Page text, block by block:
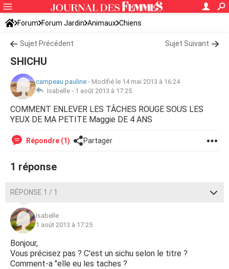
Forum Forum Jardin Animaux Chiens
Sujet Précédent Sujet Suivant
SHICHU
campeau pauline - Modifié le 14 mai 2013 à 16:24
Isabelle - 1 août 2013 à 17:25
COMMENT ENLEVER LES TÂCHES ROUGE SOUS LES
YEUX DE MA PETITE Maggie DE 4 ANS
Répondre (1) Partager
1 réponse
RÉPONSE 1 / 1
Isabelle
1 août 2013 à 17:25
Bonjour,
Vous précisez pas ? C'est un sichu selon le titre ?
Comment-a "elle eu les taches ?